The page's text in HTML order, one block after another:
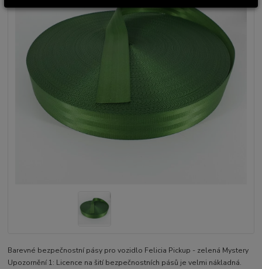
Barevné bezpečnostní pásy pro vozidlo Felicia Pickup - zelená Mystery
Upozornění 1: Licence na šití bezpečnostních pásů je velmi nákladná.